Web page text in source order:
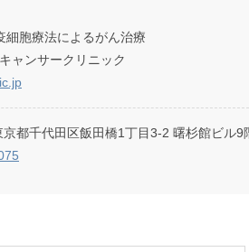
細胞療法によるがん治療
ャンサークリニック
都千代田区飯田橋1丁目3-2 曙杉館ビル9